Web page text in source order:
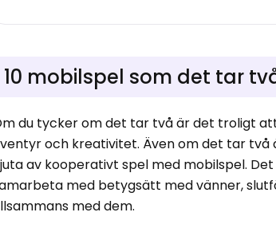
10 mobilspel som det tar
du tycker om det tar två är det troligt
och kreativitet. Även om det tar
av kooperativt spel med mobilspel.
med betygsätt med vänner,
med dem.